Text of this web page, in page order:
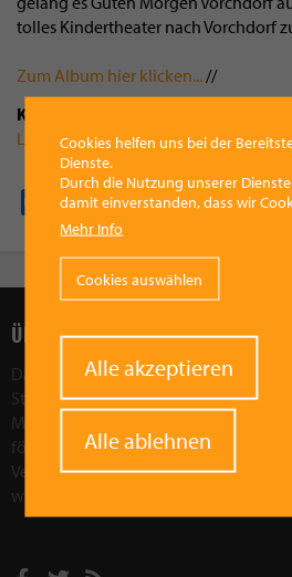
tolles Kindertheater nach Vorchdorf
Zum Album hier klicken...//
Kategorie
Leben
Facebook
Pinterest
X WhatsApp
Email
ÜBER UNS
Das Ziel des Vorchdorfer Werberings
Stärkung der Region Vorchdorf. Wir
Marktgemeinde Vorchdorf als
fördern und stärken. Durch gezielte
Veranstaltungen wollen wir Vorchdorf
wirtschaftlich weiterentwickeln.
Cookies helfen uns bei der
Dienste.
Durch die Nutzung unserer
damit einverstanden, dass wir
Mehr Info
Cookies auswählen
Alle akzeptieren
Alle ablehnen